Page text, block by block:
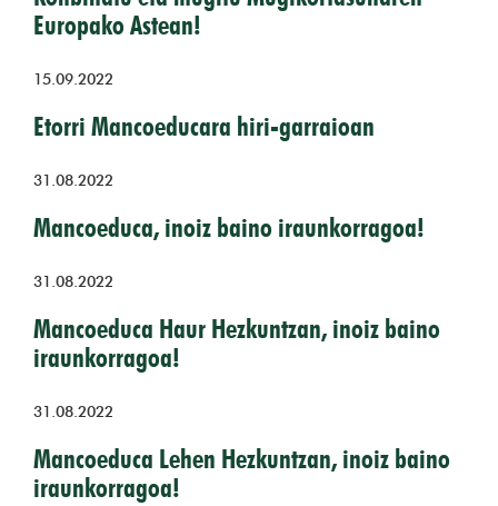
Europako Astean!
15.09.2022
Etorri Mancoeducara hiri-garraioan
31.08.2022
Mancoeduca, inoiz baino iraunkorragoa!
31.08.2022
Mancoeduca Haur Hezkuntzan, inoiz baino
iraunkorragoa!
31.08.2022
Mancoeduca Lehen Hezkuntzan, inoiz baino
iraunkorragoa!